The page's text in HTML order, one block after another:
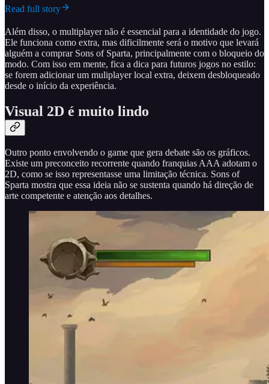
Read full story
Além disso, o multiplayer não é essencial para a identidade do jogo.
Ele funciona como extra, mas dificilmente será o motivo que levará
alguém a comprar Sons of Sparta, principalmente com o bloqueio do
modo. Com isso em mente, fica a dica para futuros jogos no estilo:
se forem adicionar um muliplayer local extra, deixem desbloqueado
desde o início da experiência.
Visual 2D é muito lindo
Outro ponto envolvendo o game que gera debate são os gráficos.
Existe um preconceito recorrente quando franquias AAA adotam o
2D, como se isso representasse uma limitação técnica. Sons of
Sparta mostra que essa ideia não se sustenta quando há direção de
arte competente e atenção aos detalhes.